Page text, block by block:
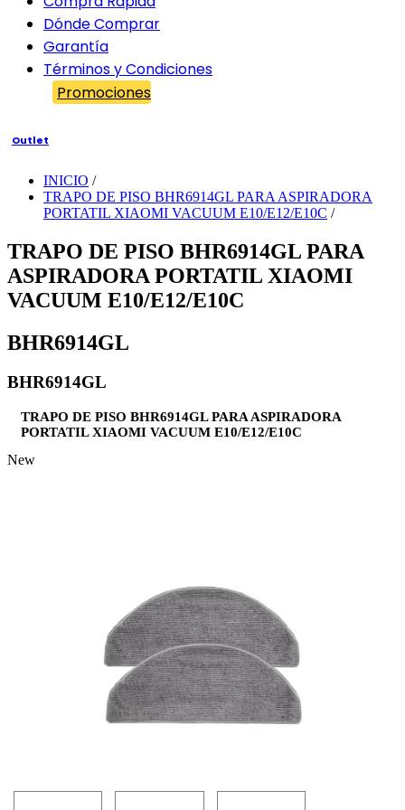
Dónde Comprar
Garantía
Términos y Condiciones
Promociones
Outlet
INICIO /
TRAPO DE PISO BHR6914GL PARA ASPIRADORA
PORTATIL XIAOMI VACUUM E10/E12/E10C /
TRAPO DE PISO BHR6914GL PARA
ASPIRADORA PORTATIL XIAOMI
VACUUM E10/E12/E10C
BHR6914GL
BHR6914GL
TRAPO DE PISO BHR6914GL PARA ASPIRADORA
PORTATIL XIAOMI VACUUM E10/E12/E10C
New